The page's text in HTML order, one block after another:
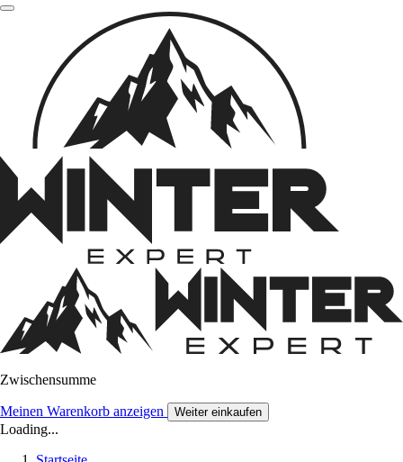
Zwischensumme
Meinen Warenkorb anzeigen Weiter einkaufen
Loading...